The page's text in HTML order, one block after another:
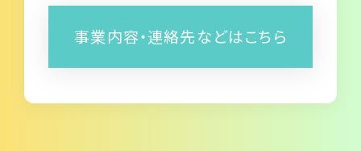
事業内容・連絡先などはこちら